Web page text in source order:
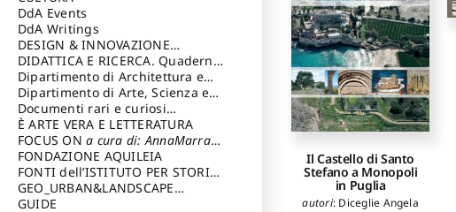
Paolo,Acocella
Alfonso,Arcidiacono
Giuseppe,Barbera
Lucio Valerio,
Bordogna Enrico
Burelli Augusto
Romano,Cellini
Francesco,D'Ardia
Giangiacomo,Ferlenga
Alberto,Gambardella
Ghisi,Marano
Giuseppe Carlo,
Trisciuoglio Marco
Messina Bruno ,Pavan
Il Castello di Santo
Stefano a Monopoli
in Puglia
autori: Diceglie Angela
DdA Events
DdA Writings
DESIGN & INNOVAZIONE
TECNOLOGICAa cura di: Vallicelli
Andrea
DIDATTICA E RICERCA. Quaderni
della Scuola
Dipartimento di Architettura e
Analisi della Città Mediterranea
Dipartimento di Arte, Scienza e
Tecnica del Costuire
Documenti rari e curiosi
dall'Archivio Segreto
È ARTE VERA E LETTERATURA
FOCUS ONa cura di: AnnaMarra
Contemporanea
FONDAZIONE AQUILEIA
FONTI dell’ISTITUTO PER STORIA
DEL RISORGIMENTO
GEO_URBAN&LANDSCAPE
PLANNING (GULP)
GUIDE